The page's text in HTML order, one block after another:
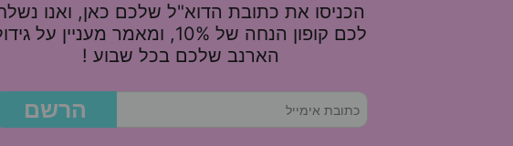
הכניסו את כתובת הדוא"ל שלכם כאן, ואנו
לכם קופון הנחה של 10%, ומאמר מעניין על
הארנב שלכם בכל שבוע !
הרשם